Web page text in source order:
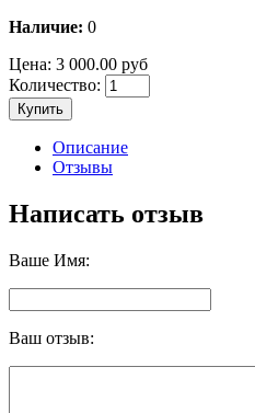
Наличие: 0
Цена: 3 000.00 руб
Количество:
Купить
Описание
Отзывы
Написать отзыв
Ваше Имя:
Ваш отзыв: